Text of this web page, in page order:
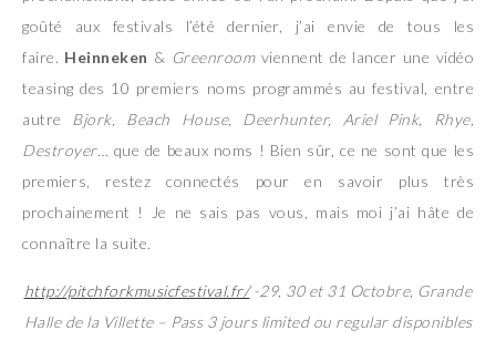
goûté aux festivals l’été dernier, j’ai envie de tous les
faire. Heinneken & Greenroomviennent de lancer une vidéo
teasing des 10 premiers noms programmés au festival, entre
autre Bjork, Beach House, Deerhunter, Ariel Pink, Rhye,
Destroyer… que de beaux noms ! Bien sûr, ce ne sont que les
premiers, restez connectés pour en savoir plus très
prochainement ! Je ne sais pas vous, mais moi j’ai hâte de
connaître la suite.
http://pitchforkmusicfestival.fr/-29, 30 et 31 Octobre, Grande
Halle de la Villette – Pass 3 jours limited ou regular disponibles